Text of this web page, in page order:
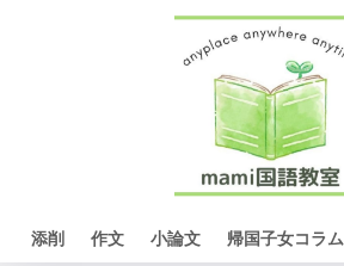
添削 作文 小論文 帰国子女コラム